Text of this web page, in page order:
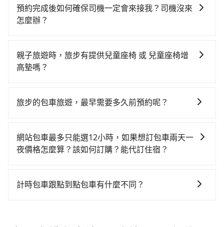
目的地。全程加上轉車時間共1小時32分鐘，假設4位同
行，高鐵加轉乘之平均每人花費為700元。不過，台中市
送，則每人平均花費約620元，費時1小時54分鐘。長距
離移動確實搭乘高鐵可以比坐車快，但卻要額外支出約
也可參考tripool的拼車共乘服務，最多可再節省50%的
$115~205承租小轎車，每公里再額外加收$3.2，從高鐵
台中站到路徒PLUS行旅的花費預估為$2,150~2,700（金
用預估進去，但額外的汽車保險與可能的罰單都需自
付。再者，和運的iRent只提供最基本的車型，如Toyota
擇，而且無人租車最令人詬病的就是車況，打開車門才
會遇到明明已經預約了時間但上一位用戶卻遲遲尚未歸
還，又或者要還車時卻偏偏找不到停車位，對於急著用
域的限制，實際可停靠的地點與你的上下車地點仍有段
灣大車隊、Uber、Line Taxi、Yoxi等，如果在路邊攔不
到車，也可考慮打電話至台中市烏日區當地唯一的計程
$2,500。台中市有些計程車司機不按錶計費，約有27%
會採現場議價，建議最好先上網預約，以免當場被坑受
預約完成後如何確保司機一定會來接我？司機沒來
怎麼辦？
派車。在出發前一天晚上八點時，會透過電子郵件與簡
訊提供司機的姓名、電話、車牌、車型等資訊，如在約
位置。但如果遇到車輛故障或者前一趟車嚴重耽誤，
親子旅遊時，旅步有提供兒童座椅 或 兒童座椅增
高墊嗎？
童座椅。每趟每個租金 NT$300。您可以在預定服務時
旅步的包車旅遊，最早需要多久前預約呢？
提供早鳥優惠，您越早預訂就能享有更優惠的價格。所
以不妨趁早訂購，享受更划算的價格。
網站包車最多只能選12小時，如果想訂包車兩天一
夜價格怎麼算？該如何訂購？能代訂住宿？
需要連續兩天的包車服務，可以在官網上分開預定兩天
計時包車跟點到點包車有什麼不同？